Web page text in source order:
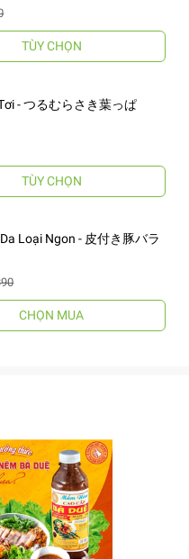
TÙY CHỌN
- つるむらさき葉っぱ
TÙY CHỌN
Loại Ngon - 皮付き豚バラ
CHỌN MUA